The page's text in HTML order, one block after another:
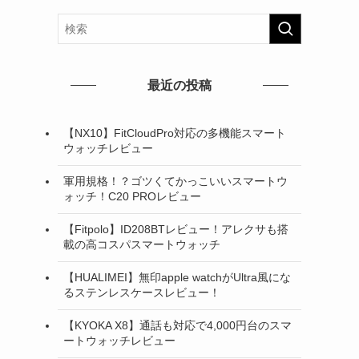
最近の投稿
【NX10】FitCloudPro対応の多機能スマート
ウォッチレビュー
軍用規格！？ゴツくてかっこいいスマートウ
ォッチ！C20 PROレビュー
【Fitpolo】ID208BTレビュー！アレクサも搭
載の高コスパスマートウォッチ
【HUALIMEI】無印apple watchがUltra風にな
るステンレスケースレビュー！
【KYOKA X8】通話も対応で4,000円台のスマ
ートウォッチレビュー